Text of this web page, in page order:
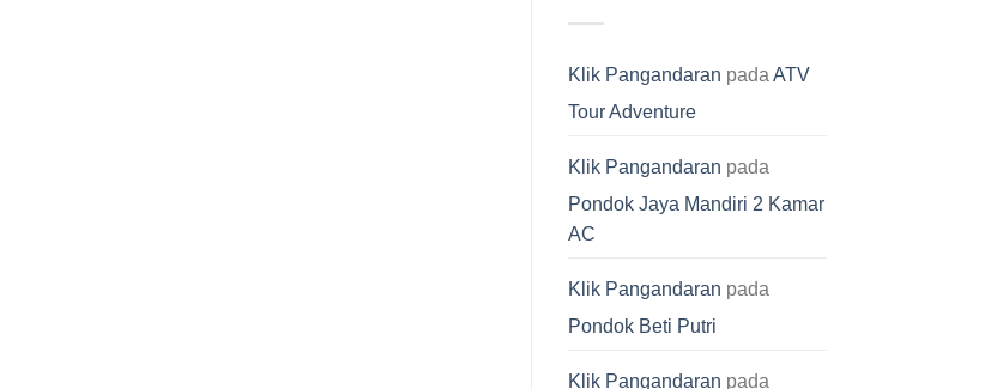
Klik Pangandaran pada ATV
Tour Adventure
Klik Pangandaran pada
Pondok Jaya Mandiri 2 Kamar
AC
Klik Pangandaran pada
Pondok Beti Putri
Klik Pangandaran pada